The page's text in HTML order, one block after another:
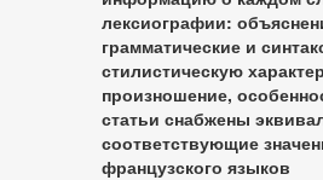
лексиографии:
грамматические и
стилистическую
произношение,
статьи снабжены
соответствующие
французского языков